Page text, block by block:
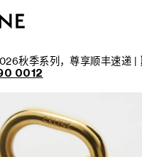
秋季系列，尊享顺丰速递 |
0012